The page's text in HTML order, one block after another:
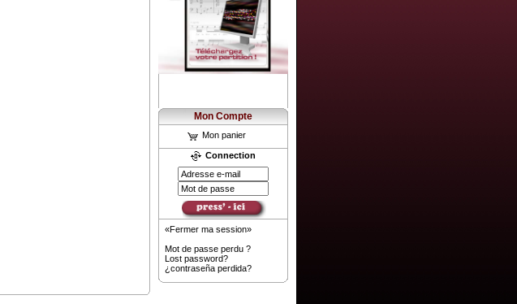
Mon Compte
Mon panier
Connection
«Fermer ma session»
Mot de passe perdu ?
Lost password?
¿contraseña perdida?